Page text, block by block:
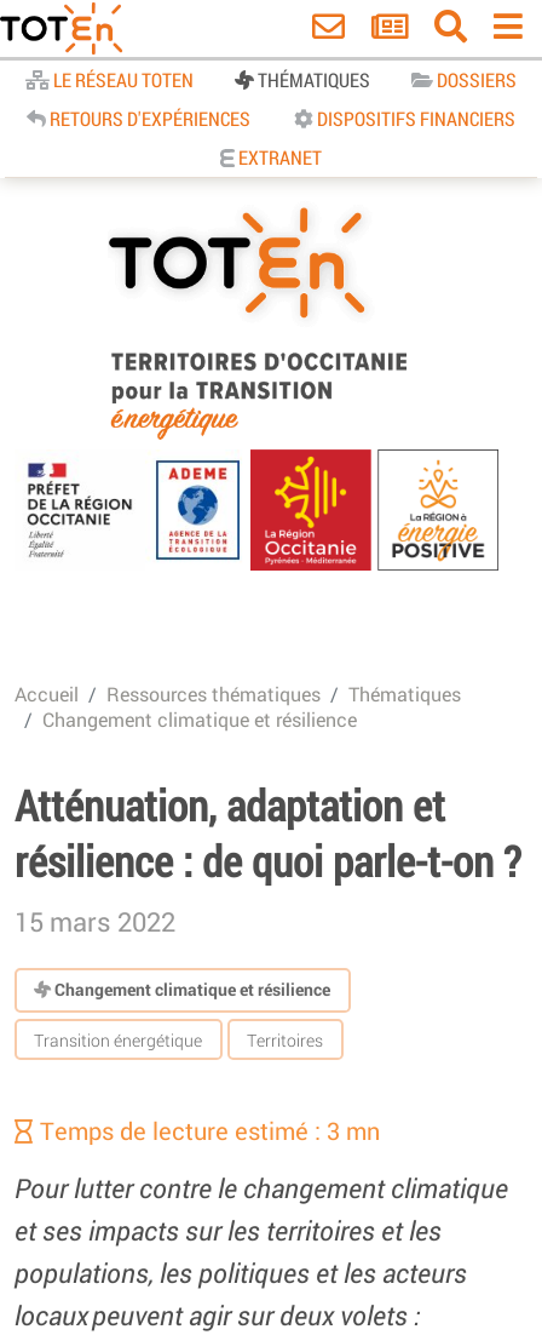
LE RÉSEAU TOTEN THÉMATIQUES
DOSSIERS
RETOURS D'EXPÉRIENCES
DISPOSITIFS FINANCIERS
EXTRANET
TOTEn Occitanie | Territoires
d’Occitanie pour la Transition
Energétique
Accueil Ressources thématiques
Thématiques
Changement climatique et résilience
Atténuation, adaptation et
résilience : de quoi parle-t-on ?
15 mars 2022
Changement climatique et résilience
Transition énergétique Territoires
Temps de lecture estimé : 3 mn
Pour lutter contre le changement climatique
et ses impacts sur les territoires et les
populations, les politiques et les acteurs
locaux peuvent agir sur deux volets :